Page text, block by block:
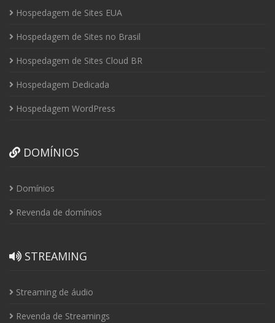
Hospedagem de Sites EUA
Hospedagem de Sites no Brasil
Hospedagem de Sites Cloud BR
Hospedagem Dedicada
Hospedagem WordPress
DOMÍNIOS
Domínios
Revenda de domínios
STREAMING
Streaming de áudio
Revenda de Streamings